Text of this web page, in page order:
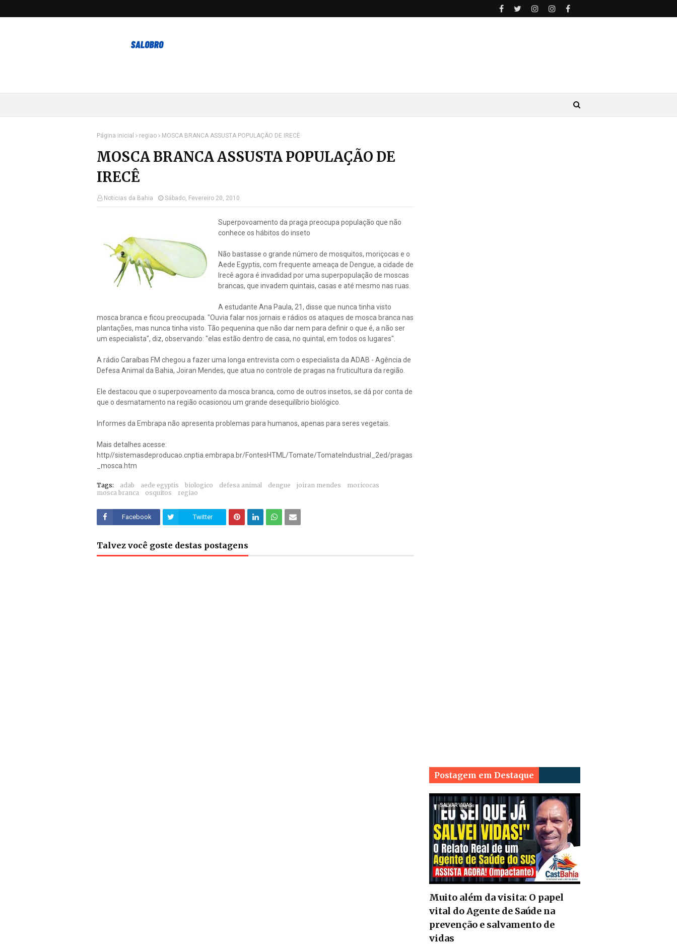
Página inicial regiao MOSCA BRANCA ASSUSTA POPULAÇÃO DE IRECÊ
MOSCA BRANCA ASSUSTA POPULAÇÃO DE
IRECÊ
Noticias da Bahia Sábado, Fevereiro 20, 2010
Superpovoamento da praga preocupa população que não
conhece os hábitos do inseto
Não bastasse o grande número de mosquitos, moriçocas e o
Aede Egyptis, com frequente ameaça de Dengue, a cidade de
Irecê agora é invadidad por uma superpopulação de moscas
brancas, que invadem quintais, casas e até mesmo nas ruas.
A estudante Ana Paula, 21, disse que nunca tinha visto
mosca branca e ficou preocupada. "Ouvia falar nos jornais e rádios os ataques de mosca branca nas
plantações, mas nunca tinha visto. Tão pequenina que não dar nem para definir o que é, a não ser
um especialista", diz, observando: "elas estão dentro de casa, no quintal, em todos os lugares".
A rádio Caraíbas FM chegou a fazer uma longa entrevista com o especialista da ADAB - Agência de
Defesa Animal da Bahia, Joiran Mendes, que atua no controle de pragas na fruticultura da região.
Ele destacou que o superpovoamento da mosca branca, como de outros insetos, se dá por conta de
que o desmatamento na região ocasionou um grande desequilíbrio biológico.
Informes da Embrapa não apresenta problemas para humanos, apenas para seres vegetais.
Mais detalhes acesse:
http//sistemasdeproducao.cnptia.embrapa.br/FontesHTML/Tomate/TomateIndustrial_2ed/pragas
_mosca.htm
Tags: adab aede egyptis biologico defesa animal dengue joiran mendes
moricocas
mosca branca
osquitos regiao
Facebook Twitter
Talvez você goste destas postagens
Postagem em Destaque
SALVAR VIDAS
Muito além da visita: O papel
vital do Agente de Saúde na
prevenção e salvamento de
vidas